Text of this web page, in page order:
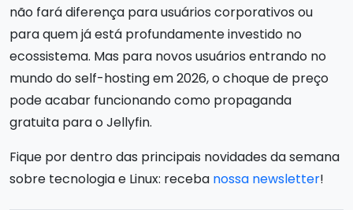
não fará diferença para usuários corporativos ou
para quem já está profundamente investido no
ecossistema. Mas para novos usuários entrando no
mundo do self-hosting em 2026, o choque de preço
pode acabar funcionando como propaganda
gratuita para o Jellyfin.
Fique por dentro das principais novidades da semana
sobre tecnologia e Linux: receba nossa newsletter!